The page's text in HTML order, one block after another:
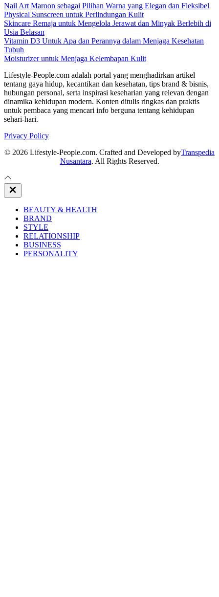
Nail Art Maroon sebagai Pilihan Warna yang Elegan dan Fleksibel
Physical Sunscreen untuk Perlindungan Kulit
Skincare Remaja untuk Mengelola Jerawat dan Minyak Berlebih di
Usia Belasan
Vitamin D3 Untuk Apa dan Perannya dalam Menjaga Kesehatan
Tubuh
Moisturizer untuk Menjaga Kelembapan Kulit
Lifestyle-People.com adalah portal yang menghadirkan artikel
tentang gaya hidup, kecantikan dan kesehatan, tips brand & bisnis,
hubungan personal, serta inspirasi keseharian yang relevan dengan
dinamika kehidupan modern. Konten ditulis ringkas dan praktis
untuk pembaca yang mencari info berguna tentang kehidupan
sehari-hari.
Privacy Policy
© 2026 Lifestyle-People.com. Crafted and Developed byTranspedia
Nusantara. All Rights Reserved.
Close
Off
BEAUTY & HEALTH
BRAND
STYLE
RELATIONSHIP
BUSINESS
PERSONALITY